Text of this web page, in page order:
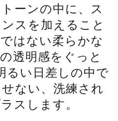
ーンの中に、ス
スを加えること
はない柔らかな
透明感をぐっと
るい日差しの中で
ない、洗練され
スします。